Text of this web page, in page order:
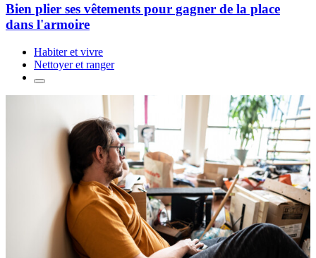
Bien plier ses vêtements pour gagner de la place
dans l'armoire
Habiter et vivre
Nettoyer et ranger